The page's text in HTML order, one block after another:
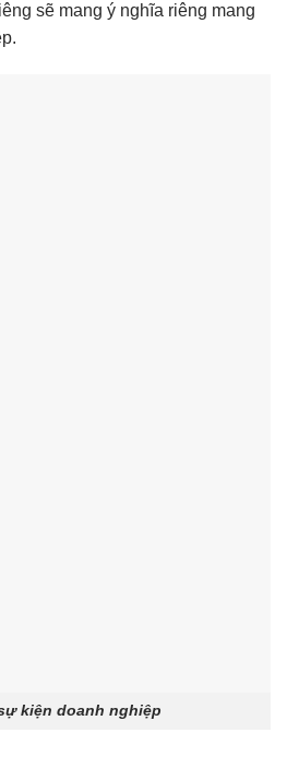
sẽ mang ý nghĩa riêng mang
kiện doanh nghiệp